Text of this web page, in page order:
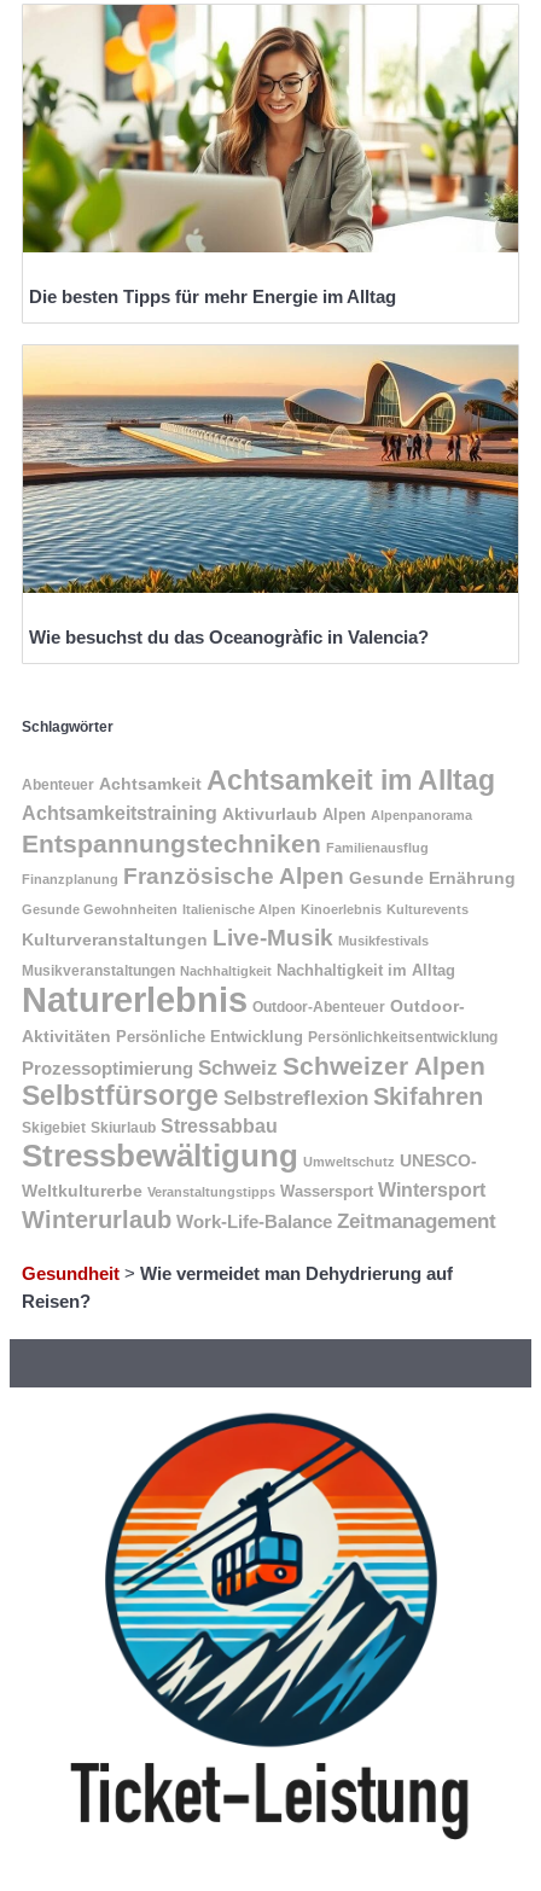
Die besten Tipps für mehr Energie im Alltag
Wie besuchst du das Oceanogràfic in Valencia?
Schlagwörter
Abenteuer Achtsamkeit Achtsamkeit im Alltag
Achtsamkeitstraining Aktivurlaub Alpen Alpenpanorama
Entspannungstechniken Familienausflug
Finanzplanung Französische Alpen Gesunde Ernährung
Gesunde Gewohnheiten Italienische Alpen Kinoerlebnis Kulturevents
Kulturveranstaltungen Live-Musik Musikfestivals
Musikveranstaltungen Nachhaltigkeit Nachhaltigkeit im Alltag
Naturerlebnis Outdoor-Abenteuer Outdoor-
Aktivitäten Persönliche Entwicklung Persönlichkeitsentwicklung
Prozessoptimierung Schweiz Schweizer Alpen
Selbstfürsorge Selbstreflexion Skifahren
Skigebiet Skiurlaub Stressabbau
Stressbewältigung Umweltschutz UNESCO-
Weltkulturerbe Veranstaltungstipps Wassersport Wintersport
Winterurlaub Work-Life-Balance Zeitmanagement
Gesundheit > Wie vermeidet man Dehydrierung auf
Reisen?